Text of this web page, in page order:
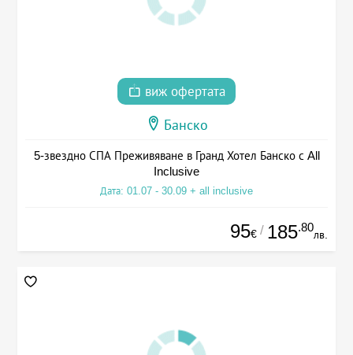
виж офертата
Банско
5-звездно СПА Преживяване в Гранд Хотел Банско с All
Inclusive
Дата: 01.07 - 30.09 + all inclusive
95€ / 185.80
лв.